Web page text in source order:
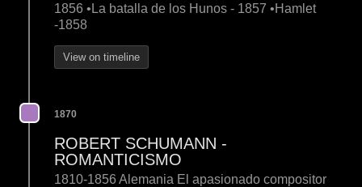
1856 •La batalla de los Hunos - 1857 •Hamlet
-1858
View on timeline
1870
ROBERT SCHUMANN -
ROMANTICISMO
1810-1856 Alemania El apasionado compositor